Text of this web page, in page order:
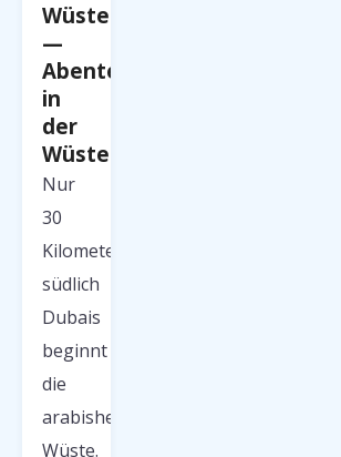
Wüstensafaris
—
Abenteuer
in
der
Wüste
Nur
30
Kilometer
südlich
Dubais
beginnt
die
arabishe
Wüste.